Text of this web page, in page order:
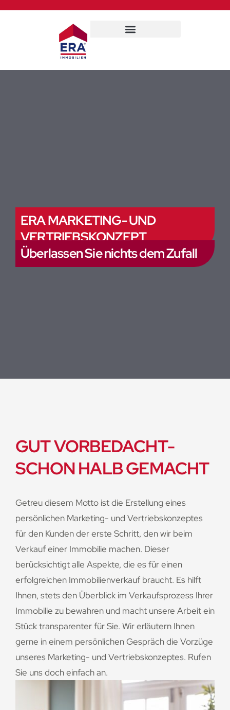
ERA MARKETING- UND
VERTRIEBSKONZEPT
Überlassen Sie nichts dem Zufall
GUT VORBEDACHT-
SCHON HALB GEMACHT
Getreu diesem Motto ist die Erstellung eines
persönlichen Marketing- und Vertriebskonzeptes
für den Kunden der erste Schritt, den wir beim
Verkauf einer Immobilie machen. Dieser
berücksichtigt alle Aspekte, die es für einen
erfolgreichen Immobilienverkauf braucht. Es hilft
Ihnen, stets den Überblick im Verkaufsprozess Ihrer
Immobilie zu bewahren und macht unsere Arbeit ein
Stück transparenter für Sie. Wir erläutern Ihnen
gerne in einem persönlichen Gespräch die Vorzüge
unseres Marketing- und Vertriebskonzeptes. Rufen
Sie uns doch einfach an.